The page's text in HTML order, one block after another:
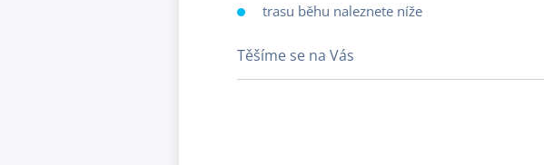
trasu běhu naleznete níže
Těšíme se na Vás